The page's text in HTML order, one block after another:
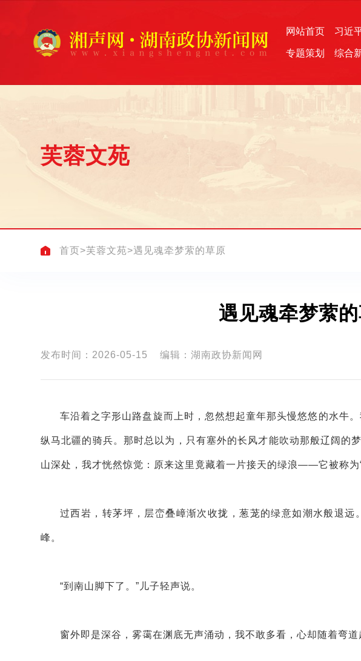
网站首页 习近
专题策划 综合
芙蓉文苑
首页>芙蓉文苑>遇见魂牵梦萦的草原
遇见魂牵梦萦
发布时间：2026-05-15 编辑：湖南政协新闻网
车沿着之字形山路盘旋而上时，忽然想起童年那头慢悠悠的水牛
纵马北疆的骑兵。那时总以为，只有塞外的长风才能吹动那般辽阔的
山深处，我才恍然惊觉：原来这里竟藏着一片接天的绿浪——它被称为“
过西岩，转茅坪，层峦叠嶂渐次收拢，葱茏的绿意如潮水般退
峰。
“到南山脚下了。”儿子轻声说。
窗外即是深谷，雾霭在渊底无声涌动，我不敢多看，心却随着弯道